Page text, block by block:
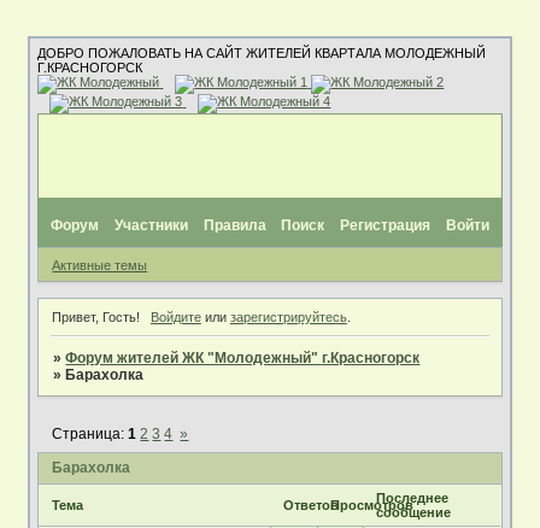
ДОБРО ПОЖАЛОВАТЬ НА САЙТ ЖИТЕЛЕЙ КВАРТАЛА МОЛОДЕЖНЫЙ
Г.КРАСНОГОРСК
Форум Участники Правила Поиск Регистрация Войти
Активные темы
Привет, Гость! Войдитеили зарегистрируйтесь.
»Форум жителей ЖК "Молодежный" г.Красногорск
» Барахолка
Барахолка
Страница:1 2 3 4 »
Тема ОтветовПросмотровПоследнее
сообщение